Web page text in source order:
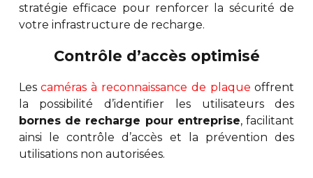
stratégie efficace pour renforcer la sécurité de
votre infrastructure de recharge.
Contrôle d’accès optimisé
Lescaméras à reconnaissance de plaque offrent
la possibilité d’identifier les utilisateurs des
bornes de recharge pour entreprise, facilitant
ainsi le contrôle d’accès et la prévention des
utilisations non autorisées.